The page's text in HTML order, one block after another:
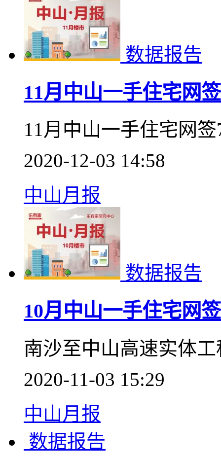
12月中山一手住宅网
12月中山一手住宅网
2021-01-05 16:02
中山月报
11月中山一手住宅网
11月中山一手住宅网
2020-12-03 14:58
中山月报
10月中山一手住宅网